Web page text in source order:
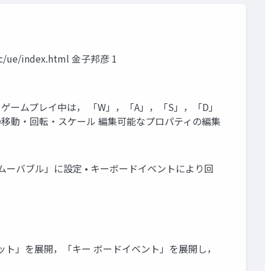
ue/index.html 金子邦彦 1
ムプレイ中は， 「W」，「A」，「S」，「D」
動・回転・スケール 編集可能なプロパティの編集
バブル」に設定 • キーボードイベントにより回
」を展開，「キー ボードイベント」を展開し，